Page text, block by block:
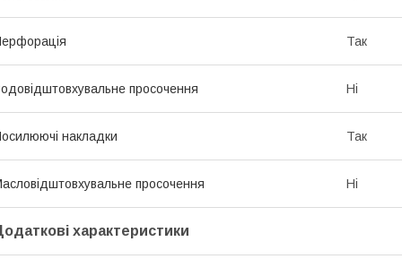
Так
просочення Ні
накладки Так
просочення Ні
характеристики